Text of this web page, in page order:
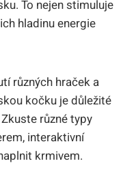
To nejen stimuluje
hladinu energie
různých hraček a
kočku je důležité
různé ‌typy
interaktivní
krmivem.